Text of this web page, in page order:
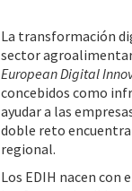
La transformación
sector
European Digital
concebidos como
ayudar a las
doble reto
regional.
Los EDIH nacen